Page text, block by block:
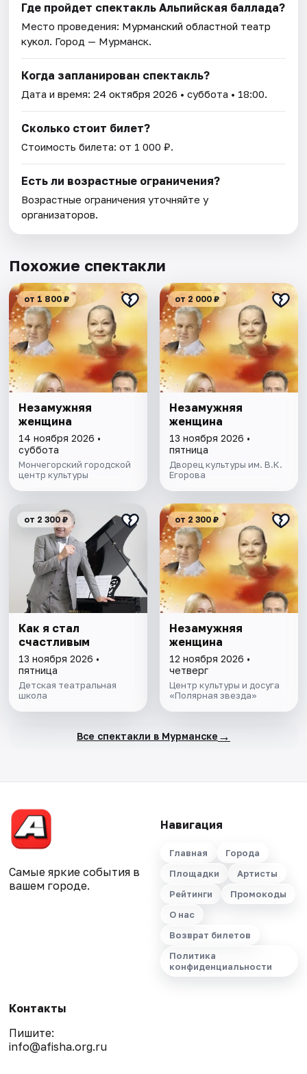
Где пройдет спектакль Альпийская баллада?
Место проведения: Мурманский областной театр
кукол. Город — Мурманск.
Когда запланирован спектакль?
Дата и время:24 октября 2026 • суббота • 18:00.
Сколько стоит билет?
Стоимость билета: от 1 000 ₽.
Есть ли возрастные ограничения?
Возрастные ограничения уточняйте у
организаторов.
Похожие спектакли
от 1 800 ₽
Незамужняя
женщина
14 ноября 2026 •
суббота
Мончегорский городской
центр культуры
от 2 000 ₽
Незамужняя
женщина
13 ноября 2026 •
пятница
Дворец культуры им. В.К.
Егорова
от 2 300 ₽
Как я стал
счастливым
13 ноября 2026 •
пятница
Детская театральная
школа
от 2 300 ₽
Незамужняя
женщина
12 ноября 2026 •
четверг
Центр культуры и досуга
«Полярная звезда»
Все спектакли в Мурманске →
Самые яркие события в
вашем городе.
Навигация
Главная
Города
Площадки
Артисты
Рейтинги
Промокоды
О нас
Возврат билетов
Политика
конфиденциальности
Контакты
Пишите:
info@afisha.org.ru